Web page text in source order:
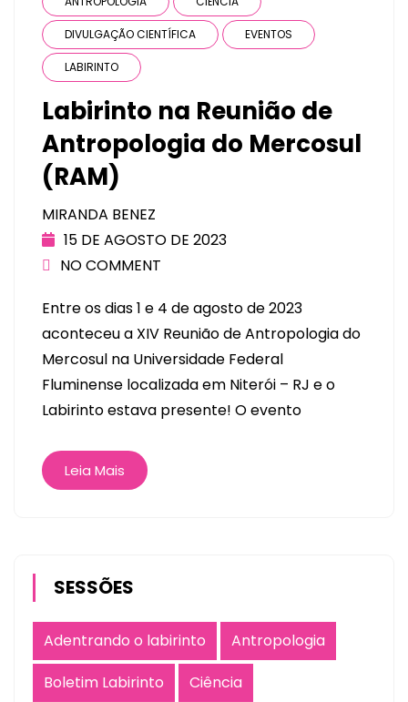
DIVULGAÇÃO CIENTÍFICA EVENTOS
LABIRINTO
Labirinto na Reunião de
Antropologia do Mercosul
(RAM)
MIRANDA BENEZ
15 DE AGOSTO DE 2023
NO COMMENT
Entre os dias 1 e 4 de agosto de 2023
aconteceu a XIV Reunião de Antropologia do
Mercosul na Universidade Federal
Fluminense localizada em Niterói – RJ e o
Labirinto estava presente! O evento
Leia Mais
SESSÕES
Adentrando o labirinto
Antropologia
Boletim Labirinto
Ciência